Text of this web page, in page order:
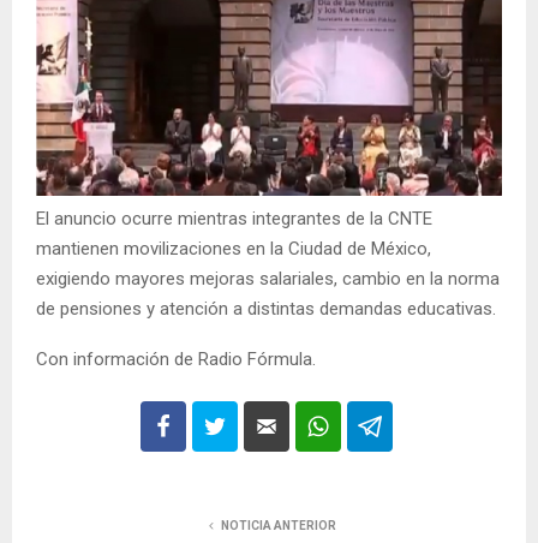
El anuncio ocurre mientras integrantes de la CNTE
mantienen movilizaciones en la Ciudad de México,
exigiendo mayores mejoras salariales, cambio en la norma
de pensiones y atención a distintas demandas educativas.
Con información de Radio Fórmula.
NOTICIA ANTERIOR